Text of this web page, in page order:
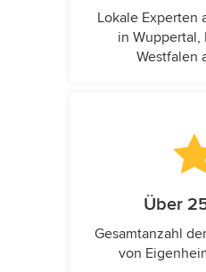
Lokale Experten
in Wuppertal,
Westfalen
Über
Gesamtanzahl
von